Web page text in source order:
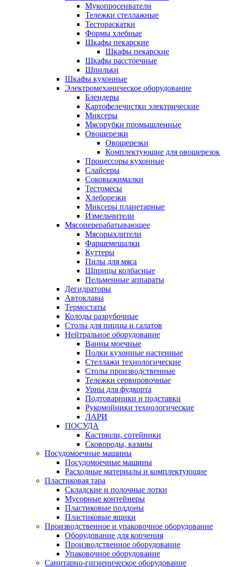
Мукопросеиватели
Тележки стеллажные
Тестораскатки
Формы хлебные
Шкафы пекарские
Шкафы пекарские
Шкафы расстоечные
Шпильки
Шкафы кухонные
Электромеханическое оборудование
Блендеры
Картофелечистки электрические
Миксеры
Мясорубки промышленные
Овощерезки
Овощерезки
Комплектующие для овощерезок
Процессоры кухонные
Слайсеры
Соковыжималки
Тестомесы
Хлеборезки
Миксеры планетарные
Измельчители
Мясоперерабатывающее
Мясорыхлители
Фаршемешалки
Куттеры
Пилы для мяса
Шприцы колбасные
Пельменные аппараты
Дегидраторы
Автоклавы
Термостаты
Колоды разрубочные
Столы для пиццы и салатов
Нейтральное оборудование
Ванны моечные
Полки кухонные настенные
Стеллажи технологические
Столы производственные
Тележки сервировочные
Урны для фудкорта
Подтоварники и подставки
Рукомойники технологические
ЛАРИ
ПОСУДА
Кастрюли, сотейники
Сковороды, казаны
Посудомоечные машины
Посудомоечные машины
Расходные материалы и комплектующие
Пластиковая тара
Складские и полочные лотки
Мусорные контейнеры
Пластиковые поддоны
Пластиковые ящики
Производственное и упаковочное оборудование
Оборудование для копчения
Производственное оборудование
Упаковочное оборудование
Санитарно-гигиеническое оборудование